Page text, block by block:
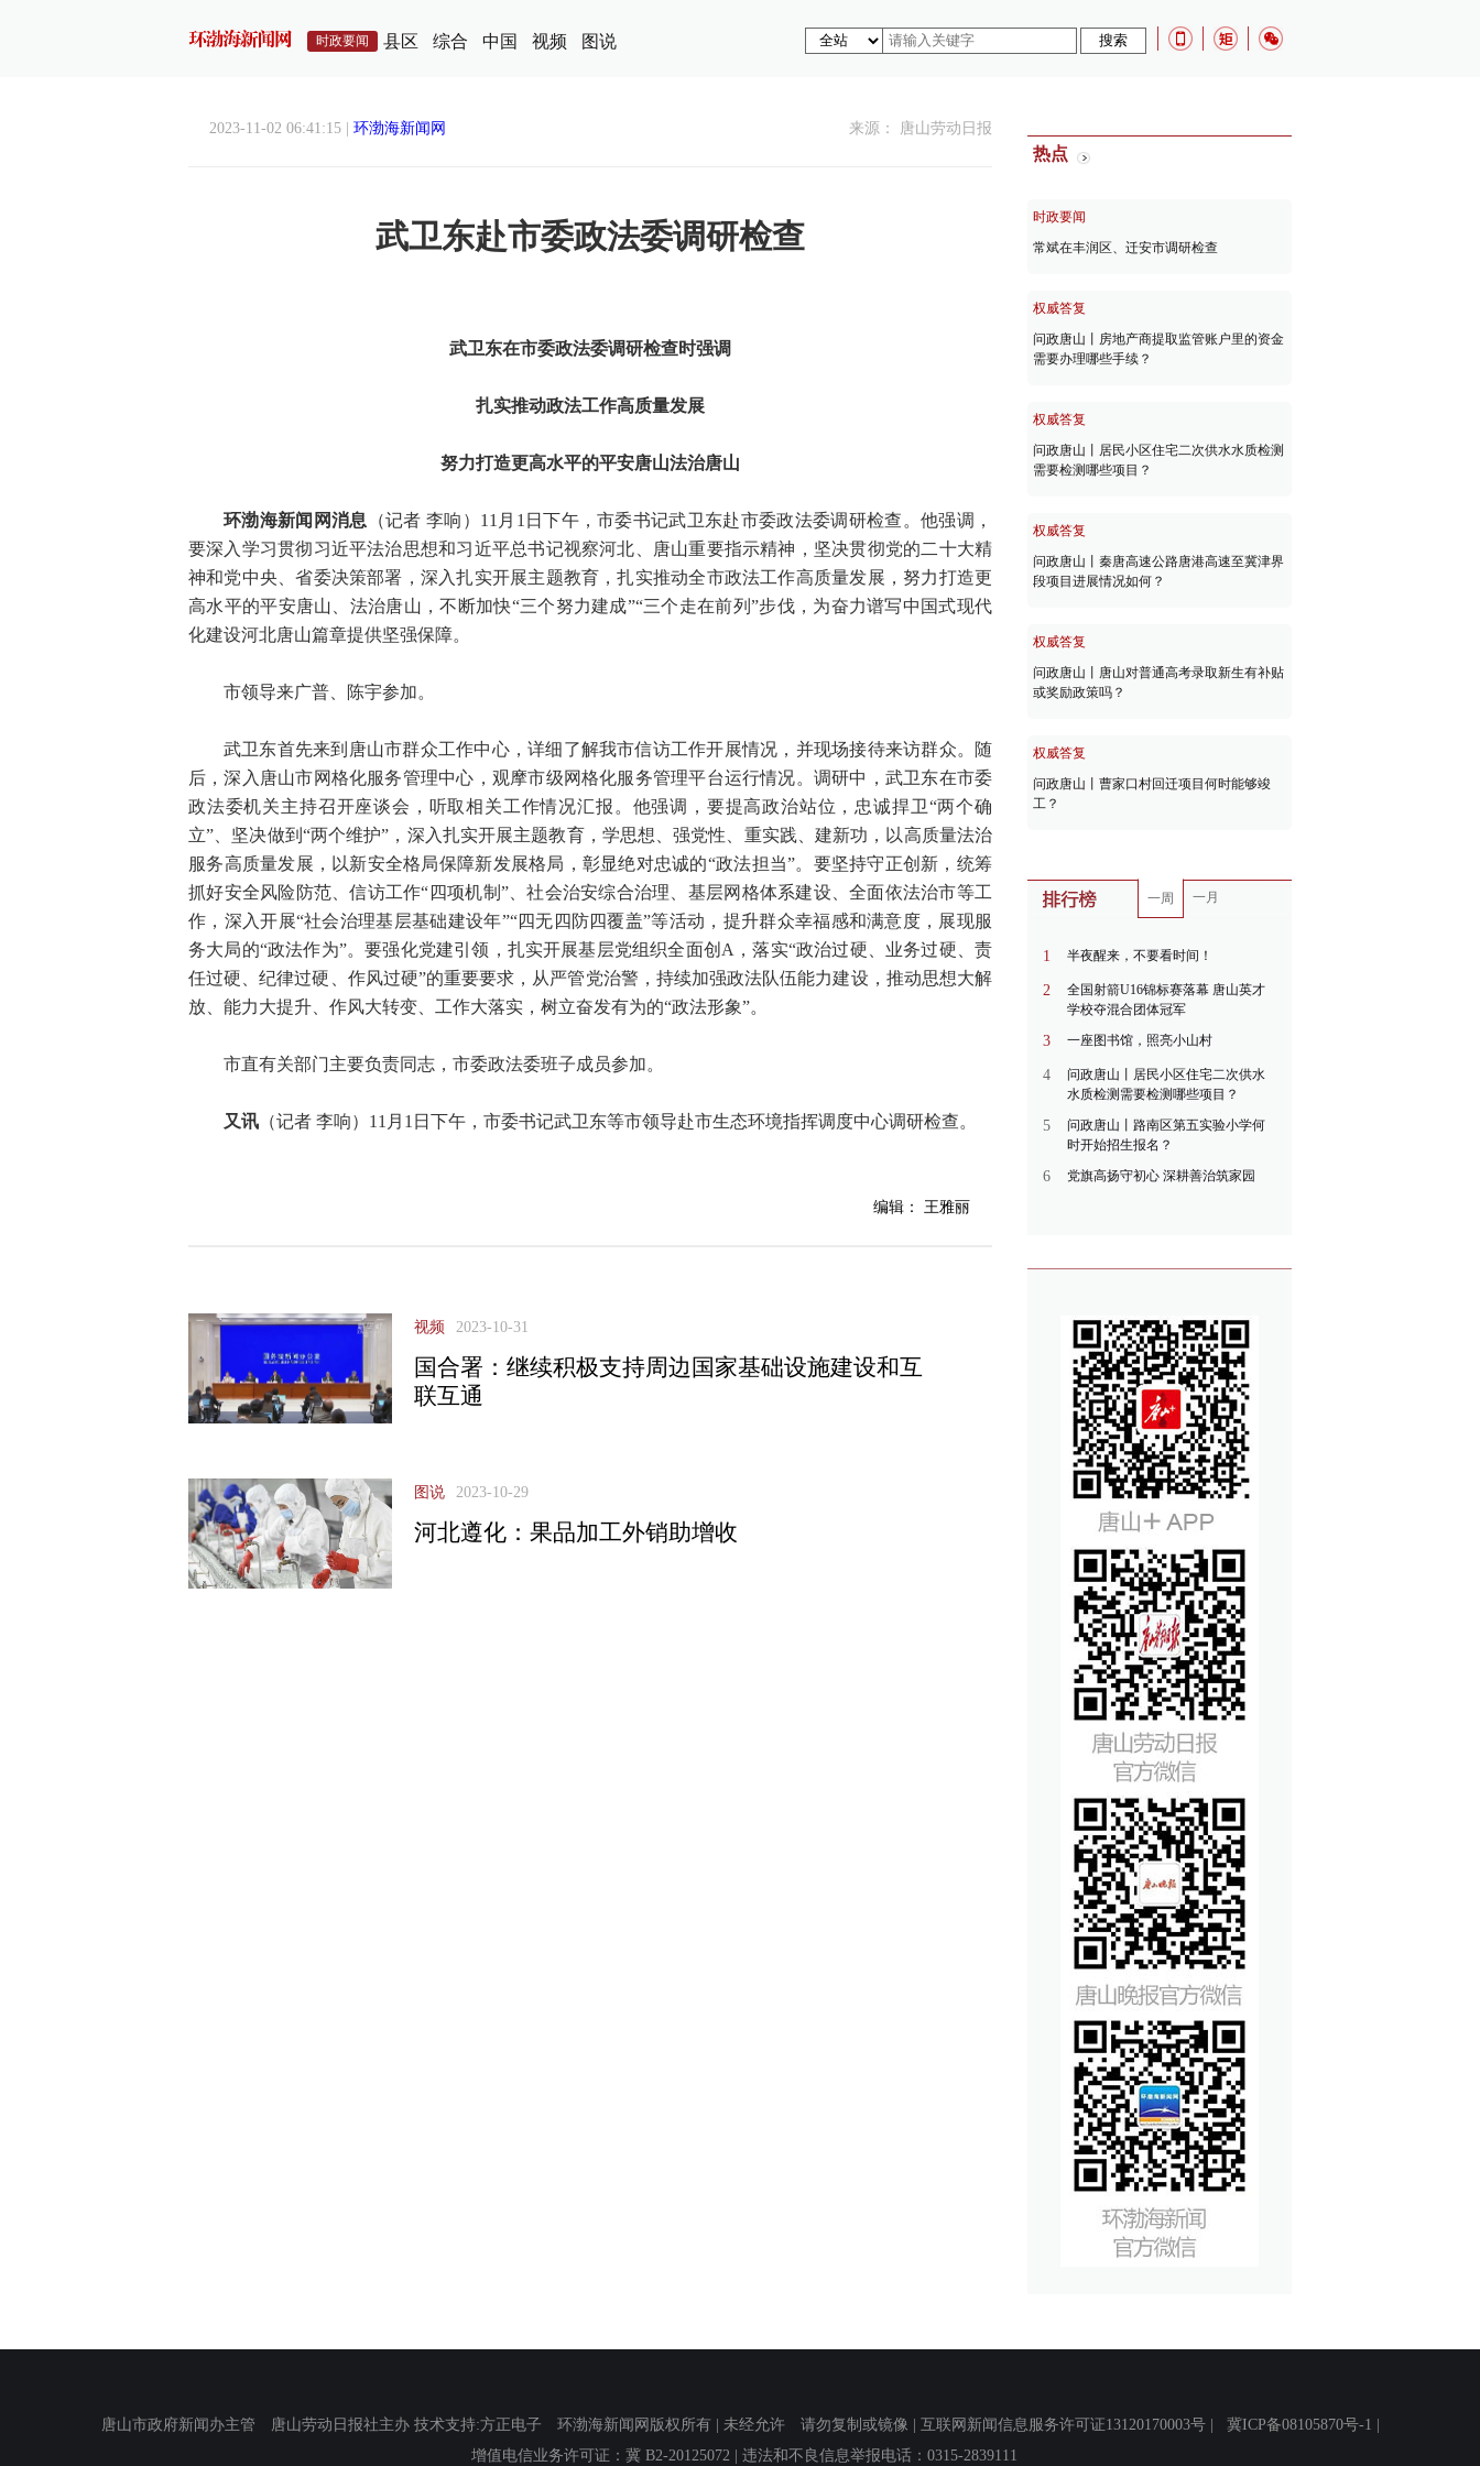
时政要闻 县区 综合 中国 视频 图说
2023-11-02 06:41:15 | 环渤海新闻网 来源： 唐山劳动日报
武卫东赴市委政法委调研检查
武卫东在市委政法委调研检查时强调
扎实推动政法工作高质量发展
努力打造更高水平的平安唐山法治唐山
环渤海新闻网消息 （记者 李响）11月1日下午，市委书记武卫东赴市委政法委调研检查。他强调，
要深入学习贯彻习近平法治思想和习近平总书记视察河北、唐山重要指示精神，坚决贯彻党的二十大精
神和党中央、省委决策部署，深入扎实开展主题教育，扎实推动全市政法工作高质量发展，努力打造更
高水平的平安唐山、法治唐山，不断加快“三个努力建成”“三个走在前列”步伐，为奋力谱写中国式现代
化建设河北唐山篇章提供坚强保障。
市领导来广普、陈宇参加。
武卫东首先来到唐山市群众工作中心，详细了解我市信访工作开展情况，并现场接待来访群众。随
后，深入唐山市网格化服务管理中心，观摩市级网格化服务管理平台运行情况。调研中，武卫东在市委
政法委机关主持召开座谈会，听取相关工作情况汇报。他强调，要提高政治站位，忠诚捍卫“两个确
立”、坚决做到“两个维护”，深入扎实开展主题教育，学思想、强党性、重实践、建新功，以高质量法治
服务高质量发展，以新安全格局保障新发展格局，彰显绝对忠诚的“政法担当”。要坚持守正创新，统筹
抓好安全风险防范、信访工作“四项机制”、社会治安综合治理、基层网格体系建设、全面依法治市等工
作，深入开展“社会治理基层基础建设年”“四无四防四覆盖”等活动，提升群众幸福感和满意度，展现服
务大局的“政法作为”。要强化党建引领，扎实开展基层党组织全面创A，落实“政治过硬、业务过硬、责
任过硬、纪律过硬、作风过硬”的重要要求，从严管党治警，持续加强政法队伍能力建设，推动思想大解
放、能力大提升、作风大转变、工作大落实，树立奋发有为的“政法形象”。
市直有关部门主要负责同志，市委政法委班子成员参加。
又讯 （记者 李响）11月1日下午，市委书记武卫东等市领导赴市生态环境指挥调度中心调研检查。
编辑： 王雅丽
视频 2023-10-31
国合署：继续积极支持周边国家基础设施建设和互
联互通
图说 2023-10-29
河北遵化：果品加工外销助增收
热点
时政要闻
常斌在丰润区、迁安市调研检查
权威答复
问政唐山丨房地产商提取监管账户里的资金
需要办理哪些手续？
权威答复
问政唐山丨居民小区住宅二次供水水质检测
需要检测哪些项目？
权威答复
问政唐山丨秦唐高速公路唐港高速至冀津界
段项目进展情况如何？
权威答复
问政唐山丨唐山对普通高考录取新生有补贴
或奖励政策吗？
权威答复
问政唐山丨曹家口村回迁项目何时能够竣
工？
一周 一月
1 半夜醒来，不要看时间！
2
全国射箭U16锦标赛落幕 唐山英才
学校夺混合团体冠军
3 一座图书馆，照亮小山村
4
问政唐山丨居民小区住宅二次供水
水质检测需要检测哪些项目？
5
问政唐山丨路南区第五实验小学何
时开始招生报名？
6 党旗高扬守初心 深耕善治筑家园
唐山市政府新闻办主管 唐山劳动日报社主办 技术支持:方正电子 环渤海新闻网版权所有 | 未经允许 请勿复制或镜像 | 互联网新闻信息服务许可证13120170003号 | 冀ICP备08105870号-1
增值电信业务许可证：冀 B2-20125072 | 违法和不良信息举报电话：0315-2839111